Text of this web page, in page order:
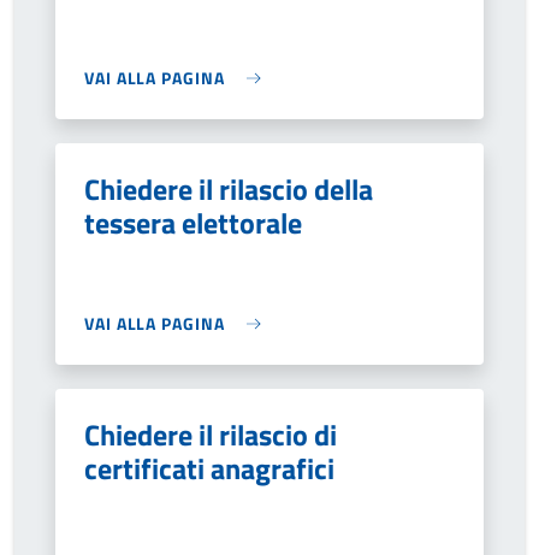
VAI ALLA PAGINA
Chiedere il rilascio della
tessera elettorale
VAI ALLA PAGINA
Chiedere il rilascio di
certificati anagrafici